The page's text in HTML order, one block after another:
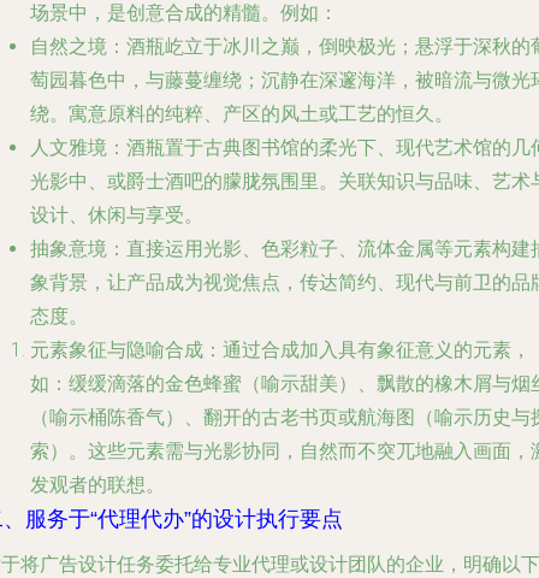
场景中，是创意合成的精髓。例如：
自然之境 ：酒瓶屹立于冰川之巅，倒映极光；悬浮于深秋的
萄园暮色中，与藤蔓缠绕；沉静在深邃海洋，被暗流与微光
绕。寓意原料的纯粹、产区的风土或工艺的恒久。
人文雅境 ：酒瓶置于古典图书馆的柔光下、现代艺术馆的几
光影中、或爵士酒吧的朦胧氛围里。关联知识与品味、艺术
设计、休闲与享受。
抽象意境 ：直接运用光影、色彩粒子、流体金属等元素构建
象背景，让产品成为视觉焦点，传达简约、现代与前卫的品
态度。
元素象征与隐喻合成 ：通过合成加入具有象征意义的元素，
如：缓缓滴落的金色蜂蜜（喻示甜美）、飘散的橡木屑与烟
（喻示桶陈香气）、翻开的古老书页或航海图（喻示历史与
索）。这些元素需与光影协同，自然而不突兀地融入画面，
发观者的联想。
服务于“代理代办”的设计执行要点
将广告设计任务委托给专业代理或设计团队的企业，明确以下